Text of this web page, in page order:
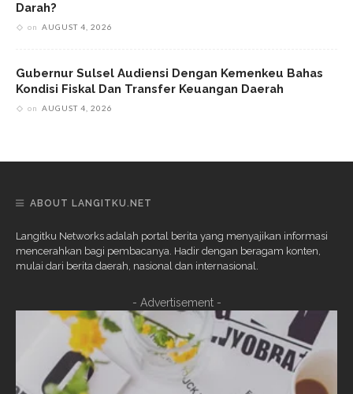
Darah?
on AUGUST 4, 2026
Gubernur Sulsel Audiensi Dengan Kemenkeu Bahas
Kondisi Fiskal Dan Transfer Keuangan Daerah
on AUGUST 4, 2026
ABOUT LANGITKU.NET
Langitku Networks adalah portal berita yang menyajikan informasi
mencerahkan bagi pembacanya. Hadir dengan beragam konten,
mulai dari berita daerah, nasional dan internasional.
- Advertisement -